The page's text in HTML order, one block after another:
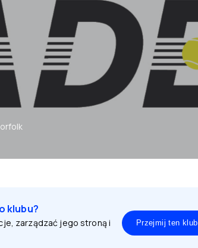
klubu?
zarządzać jego stroną i
Przejmij ten klub